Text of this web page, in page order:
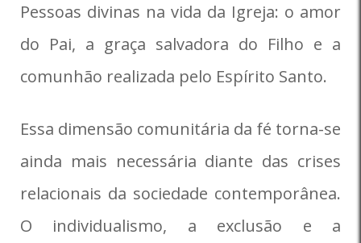
Pessoas divinas na vida da Igreja: o amor
do Pai, a graça salvadora do Filho e a
comunhão realizada pelo Espírito Santo.
Essa dimensão comunitária da fé torna-se
ainda mais necessária diante das crises
relacionais da sociedade contemporânea.
O individualismo, a exclusão e a